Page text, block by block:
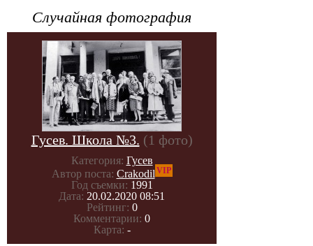
Случайная фотография
Гусев. Школа №3. (1 фото)
Категория: Гусев
Автор поста: Crakodil VIP
Год съемки: 1991
Дата: 20.02.2020 08:51
Рейтинг: 0
Комментарии: 0
Карта: -